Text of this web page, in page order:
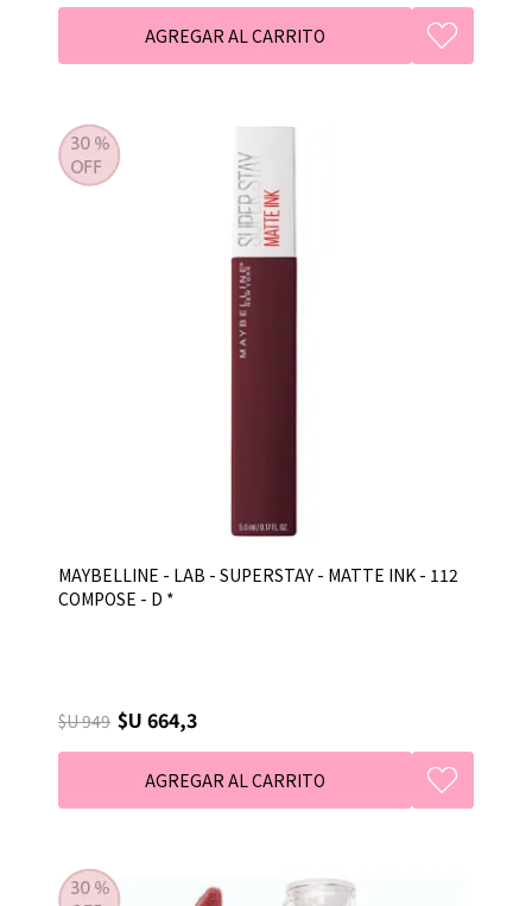
MAYBELLINE - LAB - SUPERSTAY - MATTE INK - 112
COMPOSE - D *
$U 949 $U 664,3